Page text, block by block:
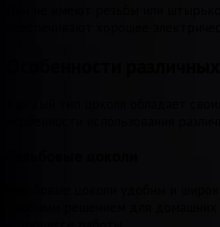
Они не имеют резьбы или
обеспечивают хорошее
Каждый тип цоколя обладает
Резьбовые цоколи удобны и
удобным решением для